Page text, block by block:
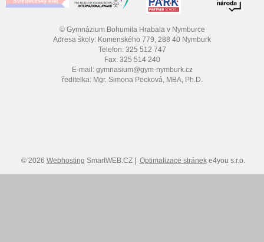
© Gymnázium Bohumila Hrabala v Nymburce
Adresa školy: Komenského 779, 288 40 Nymburk
Telefon: 325 512 747
Fax: 325 514 240
E-mail: gymnasium@gym-nymburk.cz
ředitelka: Mgr. Simona Pecková, MBA, Ph.D.
© 2026 Webhosting SmartWEB.CZ | Optimalizace stráneke4you s.r.o.